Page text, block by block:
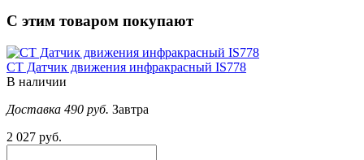
С этим товаром покупают
СТ Датчик движения инфракрасный IS778
В наличии
Доставка 490 руб. Завтра
2 027 руб.